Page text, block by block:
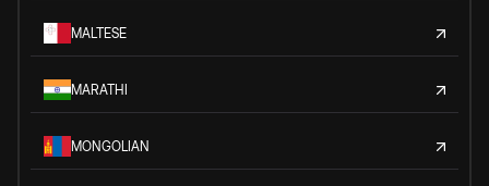
MALTESE
MARATHI
MONGOLIAN